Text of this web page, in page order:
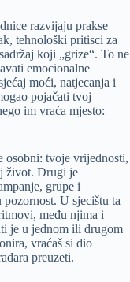
razvijaju prakse
tehnološki pritisci za
koji „grize“. To ne
emocionalne
moći, natjecanja i
pojačati tvoj
im vraća mjesto:
osobni: tvoje vrijednosti,
život. Drugi je
grupe i
U sjecištu ta
među njima i
je u jednom ili drugom
vraćaš si dio
preuzeti.